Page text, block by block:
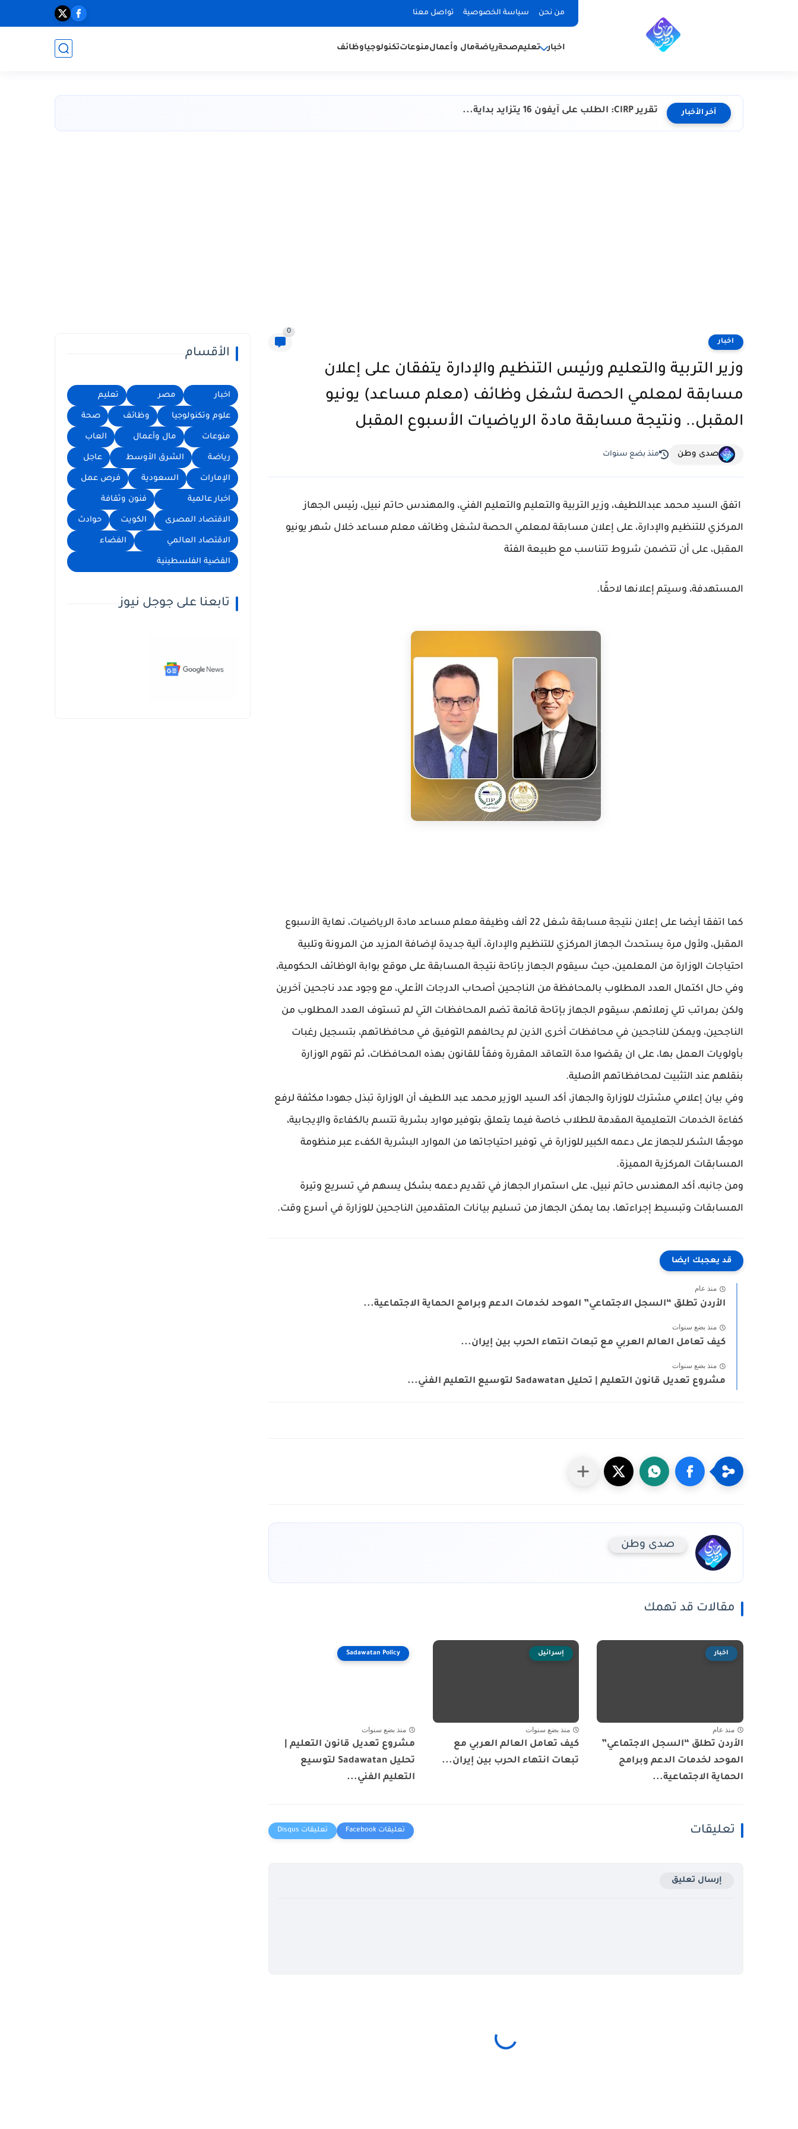
من نحن سياسة الخصوصية تواصل معنا
اخبار تعليمصحةرياضةمال وأعمالمنوعاتتكنولوجياوظائف
آخر الأخبار تقرير CIRP: الطلب على آيفون 16 يتزايد بداية...
اخبار
0
وزير التربية والتعليم ورئيس التنظيم والإدارة يتفقان على إعلان
مسابقة لمعلمي الحصة لشغل وظائف (معلم مساعد) يونيو
المقبل.. ونتيجة مسابقة مادة الرياضيات الأسبوع المقبل
صدى وطن منذ بضع سنوات
اتفق السيد محمد عبداللطيف، وزير التربية والتعليم والتعليم الفني، والمهندس حاتم نبيل، رئيس الجهاز
المركزي للتنظيم والإدارة، على إعلان مسابقة لمعلمي الحصة لشغل وظائف معلم مساعد خلال شهر يونيو
المقبل، على أن تتضمن شروط تتناسب مع طبيعة الفئة
المستهدفة، وسيتم إعلانها لاحقًا.
كما اتفقا أيضا على إعلان نتيجة مسابقة شغل 22 ألف وظيفة معلم مساعد مادة الرياضيات، نهاية الأسبوع
المقبل، ولأول مرة يستحدث الجهاز المركزي للتنظيم والإدارة، آلية جديدة لإضافة المزيد من المرونة وتلبية
احتياجات الوزارة من المعلمين، حيث سيقوم الجهاز بإتاحة نتيجة المسابقة على موقع بوابة الوظائف الحكومية،
وفي حال اكتمال العدد المطلوب بالمحافظة من الناجحين أصحاب الدرجات الأعلي، مع وجود عدد ناجحين آخرين
ولكن بمراتب تلي زملائهم، سيقوم الجهاز بإتاحة قائمة تضم المحافظات التي لم تستوف العدد المطلوب من
الناجحين، ويمكن للناجحين في محافظات أخرى الذين لم يحالفهم التوفيق في محافظاتهم، بتسجيل رغبات
بأولويات العمل بها، على ان يقضوا مدة التعاقد المقررة وفقاً للقانون بهذه المحافظات، ثم تقوم الوزارة
بنقلهم عند التثبيت لمحافظاتهم الأصلية.
وفي بيان إعلامي مشترك للوزارة والجهاز، أكد السيد الوزير محمد عبد اللطيف أن الوزارة تبذل جهودا مكثفة لرفع
كفاءة الخدمات التعليمية المقدمة للطلاب خاصة فيما يتعلق بتوفير موارد بشرية تتسم بالكفاءة والإيجابية،
موجهًا الشكر للجهاز على دعمه الكبير للوزارة في توفير احتياجاتها من الموارد البشرية الكفء عبر منظومة
المسابقات المركزية المميزة.
ومن جانبه، أكد المهندس حاتم نبيل، على استمرار الجهاز في تقديم دعمه بشكل يسهم في تسريع وتيرة
المسابقات وتبسيط إجراءتها، بما يمكن الجهاز من تسليم بيانات المتقدمين الناجحين للوزارة في أسرع وقت.
قد يعجبك ايضا
منذ عام
الأردن تطلق “السجل الاجتماعي” الموحد لخدمات الدعم وبرامج الحماية الاجتماعية...
منذ بضع سنوات
كيف تعامل العالم العربي مع تبعات انتهاء الحرب بين إيران...
منذ بضع سنوات
مشروع تعديل قانون التعليم | تحليل Sadawatan لتوسيع التعليم الفني...
صدى وطن
مقالات قد تهمك
اخبار
منذ عام
الأردن تطلق “السجل الاجتماعي”
الموحد لخدمات الدعم وبرامج
الحماية الاجتماعية...
إسرائيل
منذ بضع سنوات
كيف تعامل العالم العربي مع
تبعات انتهاء الحرب بين إيران...
Sadawatan Policy
منذ بضع سنوات
مشروع تعديل قانون التعليم |
تحليل Sadawatan لتوسيع
التعليم الفني...
تعليقات
إرسال تعليق
الأقسام
اخبار مصر تعليم
علوم وتكنولوجيا وظائف صحة
منوعات مال وأعمال العاب
رياضة الشرق الأوسط عاجل
الإمارات السعودية فرص عمل
اخبار عالمية فنون وثقافة
الاقتصاد المصرى الكويت حوادث
الاقتصاد العالمي الفضاء
القضية الفلسطينية
تابعنا على جوجل نيوز